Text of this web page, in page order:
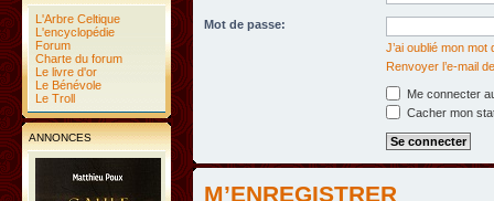
L'Arbre Celtique
L'encyclopédie
Forum
Charte du forum
Le livre d'or
Le Bénévole
Le Troll
ANNONCES
Mot de passe:
J’ai oublié mon mot
Renvoyer l’e-mail
Me connecter
Cacher mon
M’ENREGISTRER